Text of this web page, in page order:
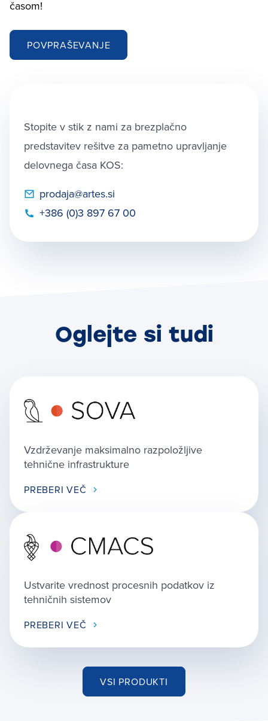
časom!
POVPRAŠEVANJE
Stopite v stik z nami za brezplačno
predstavitev rešitve za pametno upravljanje
delovnega časa KOS:
prodaja@artes.si
+386 (0)3 897 67 00
Oglejte si tudi
Vzdrževanje maksimalno razpoložljive
tehnične infrastrukture
PREBERI VEČ
Ustvarite vrednost procesnih podatkov iz
tehničnih sistemov
PREBERI VEČ
VSI PRODUKTI